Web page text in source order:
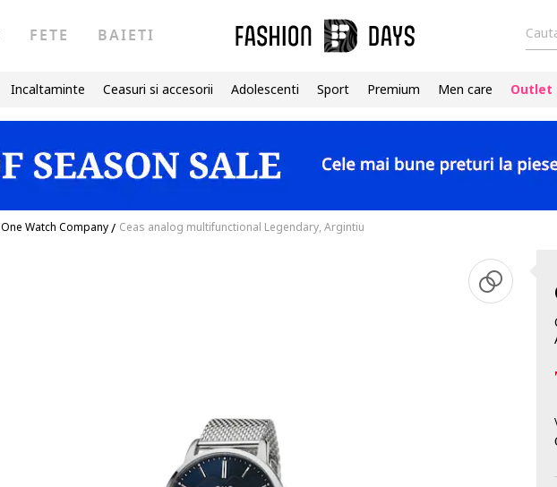
FETE BAIETI
Incaltaminte Ceasuri si accesorii Adolescenti Sport Premium Men care Outlet
One Watch Company/ Ceas analog multifunctional Legendary, Argintiu